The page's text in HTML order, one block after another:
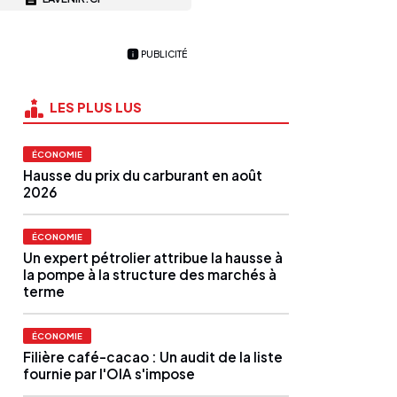
PUBLICITÉ
LES PLUS LUS
ÉCONOMIE
Hausse du prix du carburant en août
2026
ÉCONOMIE
Un expert pétrolier attribue la hausse à
la pompe à la structure des marchés à
terme
ÉCONOMIE
Filière café-cacao : Un audit de la liste
fournie par l'OIA s'impose